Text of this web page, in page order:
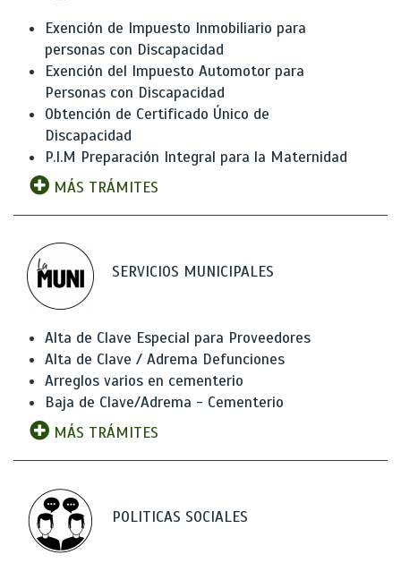
Exención de Impuesto Inmobiliario para
personas con Discapacidad
Exención del Impuesto Automotor para
Personas con Discapacidad
Obtención de Certificado Único de
Discapacidad
P.I.M Preparación Integral para la Maternidad
MÁS TRÁMITES
SERVICIOS MUNICIPALES
Alta de Clave Especial para Proveedores
Alta de Clave / Adrema Defunciones
Arreglos varios en cementerio
Baja de Clave/Adrema - Cementerio
MÁS TRÁMITES
POLITICAS SOCIALES